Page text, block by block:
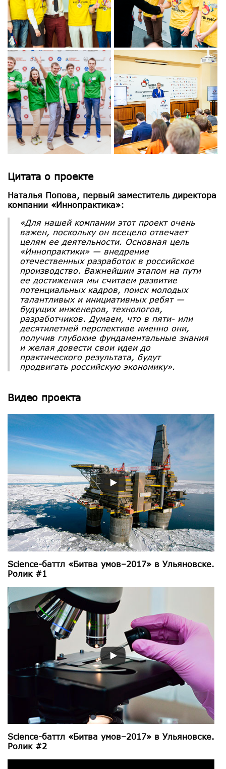
Цитата о проекте
Наталья Попова, первый заместитель директора
компании «Иннопрактика»:
«Для нашей компании этот проект очень
важен, поскольку он всецело отвечает
целям ее деятельности. Основная цель
«Иннопрактики» — внедрение
отечественных разработок в российское
производство. Важнейшим этапом на пути
ее достижения мы считаем развитие
потенциальных кадров, поиск молодых
талантливых и инициативных ребят —
будущих инженеров, технологов,
разработчиков. Думаем, что в пяти- или
десятилетней перспективе именно они,
получив глубокие фундаментальные знания
и желая довести свои идеи до
практического результата, будут
продвигать российскую экономику».
Видео проекта
Science-баттл «Битва умов–2017» в Ульяновске.
Ролик #1
Science-баттл «Битва умов–2017» в Ульяновске.
Ролик #2